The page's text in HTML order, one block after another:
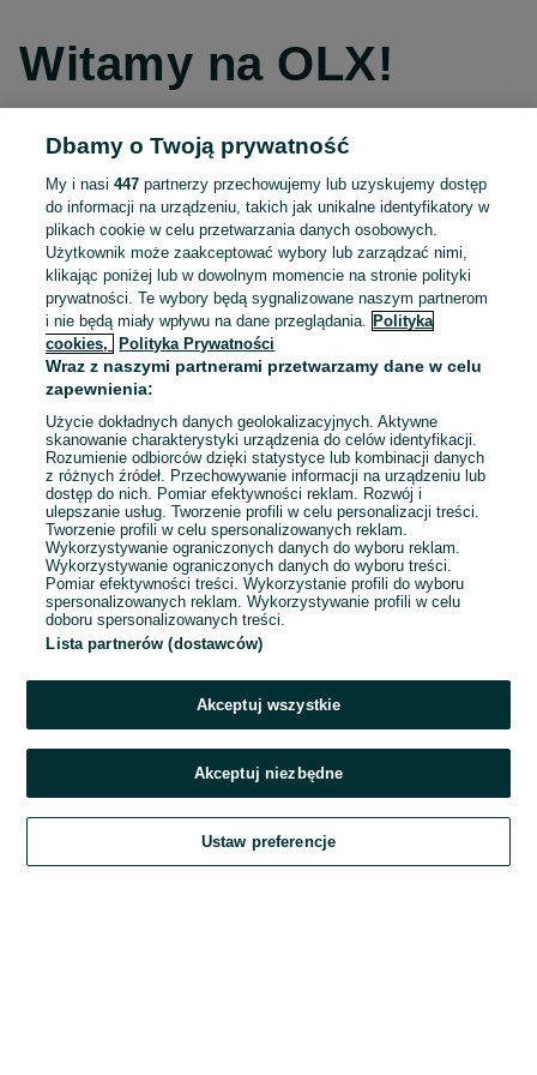
Witamy na OLX!
Kontynuuj przez Facebooka
Kontynuuj przez konto Apple
Kontynuuj przez konto Google
LUB
E-mail
Hasło
Zaloguj się
Kontynuując za pośrednictwem jednego z dostawców wskazanych powyżej,
OLX.pl w jego aktualnym brzmieniu.
Dbamy o Twoją prywatność
My i nasi447 partnerzy przechowujemy lub uzyskujemy dostęp
do informacji na urządzeniu, takich jak unikalne identyfikatory w
plikach cookie w celu przetwarzania danych osobowych.
Użytkownik może zaakceptować wybory lub zarządzać nimi,
klikając poniżej lub w dowolnym momencie na stronie polityki
prywatności. Te wybory będą sygnalizowane naszym partnerom
i nie będą miały wpływu na dane przeglądania.
Polityka
cookies,
Polityka Prywatności
Wraz z naszymi partnerami przetwarzamy dane w celu
zapewnienia:
Użycie dokładnych danych geolokalizacyjnych. Aktywne
skanowanie charakterystyki urządzenia do celów identyfikacji.
Rozumienie odbiorców dzięki statystyce lub kombinacji danych
z różnych źródeł. Przechowywanie informacji na urządzeniu lub
dostęp do nich. Pomiar efektywności reklam. Rozwój i
ulepszanie usług. Tworzenie profili w celu personalizacji treści.
Tworzenie profili w celu spersonalizowanych reklam.
Wykorzystywanie ograniczonych danych do wyboru reklam.
Wykorzystywanie ograniczonych danych do wyboru treści.
Pomiar efektywności treści. Wykorzystanie profili do wyboru
spersonalizowanych reklam. Wykorzystywanie profili w celu
doboru spersonalizowanych treści.
Lista partnerów (dostawców)
Akceptuj wszystkie
Akceptuj niezbędne
Ustaw preferencje